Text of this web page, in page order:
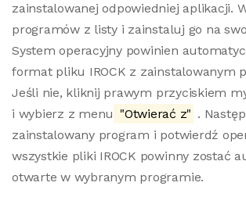
zainstalowanej odpowiedniej aplikacji.
programów z listy i zainstaluj go na
System operacyjny powinien
format pliku IROCK z zainstalowanym
Jeśli nie, kliknij prawym przyciskiem
i wybierz z menu "Otwierać z" .
zainstalowany program i potwierdź
wszystkie pliki IROCK powinny zostać
otwarte w wybranym programie.